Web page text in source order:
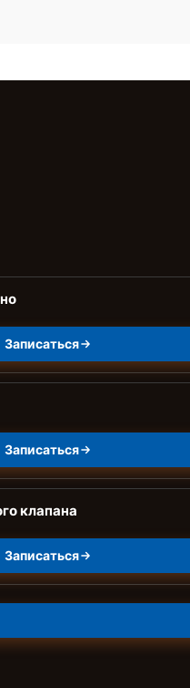
Записаться
Записаться
клапана
Записаться